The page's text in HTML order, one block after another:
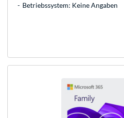
Betriebssystem: Keine Angaben